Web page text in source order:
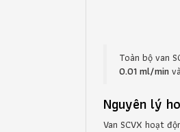
Toàn bộ van
0.01 ml/minvà
Nguyên lý
Van SCVX hoạt